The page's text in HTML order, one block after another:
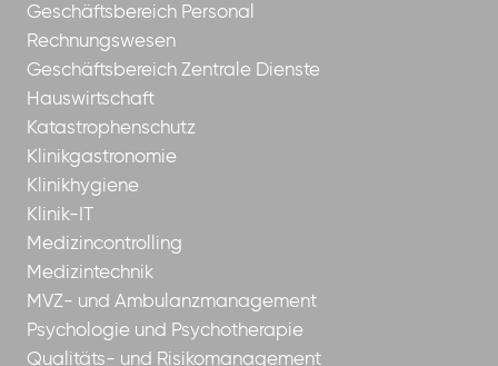
Geschäftsbereich Personal
Rechnungswesen
Geschäftsbereich Zentrale Dienste
Hauswirtschaft
Katastrophenschutz
Klinikgastronomie
Klinikhygiene
Klinik-IT
Medizincontrolling
Medizintechnik
MVZ- und Ambulanzmanagement
Psychologie und Psychotherapie
Qualitäts- und Risikomanagement